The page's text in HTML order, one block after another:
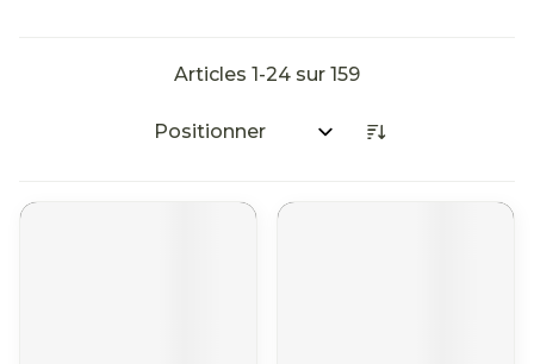
Articles 1-24 sur 159
Trier par: